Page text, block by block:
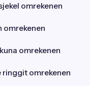
omrekenen
omrekenen
omrekenen
ringgit omrekenen